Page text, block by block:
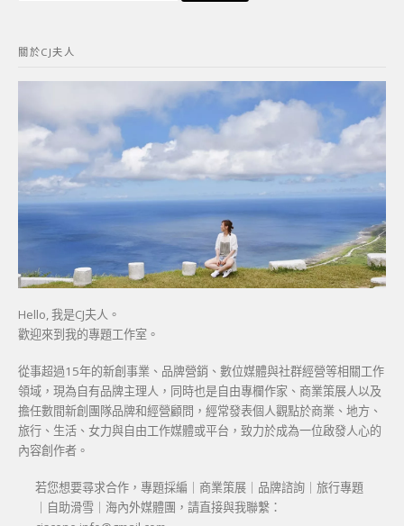
字:
關於CJ夫人
Hello, 我是CJ夫人。
歡迎來到我的專題工作室。
從事超過15年的新創事業、品牌營銷、數位媒體與社群經營等相關工作
領域，現為自有品牌主理人，同時也是自由專欄作家、商業策展人以及
擔任數間新創團隊品牌和經營顧問，經常發表個人觀點於商業、地方、
旅行、生活、女力與自由工作媒體或平台，致力於成為一位啟發人心的
內容創作者。
若您想要尋求合作，專題採編｜商業策展｜品牌諮詢｜旅行專題
｜自助滑雪｜海內外媒體團，請直接與我聯繫：